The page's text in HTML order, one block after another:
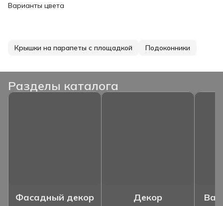
Варианты цвета
Крышки на парапеты с площадкой Подоконники
Разделы каталога
Фасадный декор Декор